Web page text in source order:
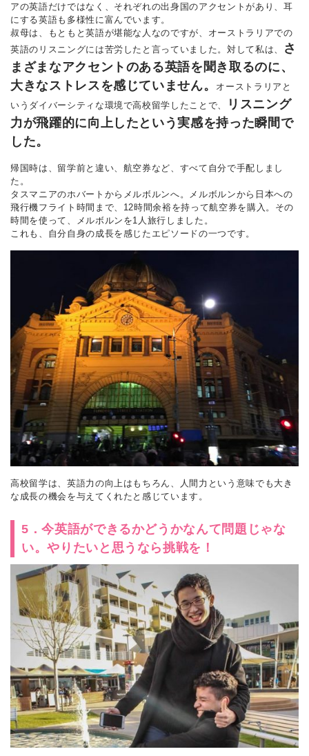
アの英語だけではなく、それぞれの出身国のアクセントがあり、耳
にする英語も多様性に富んでいます。
叔母は、もともと英語が堪能な人なのですが、オーストラリアでの
英語のリスニングには苦労したと言っていました。対して私は、
さ
まざまなアクセントのある英語を聞き取るのに、
大きなストレスを感じていません。
オーストラリアと
いうダイバーシティな環境で高校留学したことで、
リスニング
力が飛躍的に向上したという実感を持った瞬間で
した。
帰国時は、留学前と違い、航空券など、すべて自分で手配しまし
た。
タスマニアのホバートからメルボルンへ。メルボルンから日本への
飛行機フライト時間まで、12時間余裕を持って航空券を購入。その
時間を使って、メルボルンを1人旅行しました。
これも、自分自身の成長を感じたエピソードの一つです。
高校留学は、英語力の向上はもちろん、人間力という意味でも大き
な成長の機会を与えてくれたと感じています。
5．今英語ができるかどうかなんて問題じゃな
い。やりたいと思うなら挑戦を！